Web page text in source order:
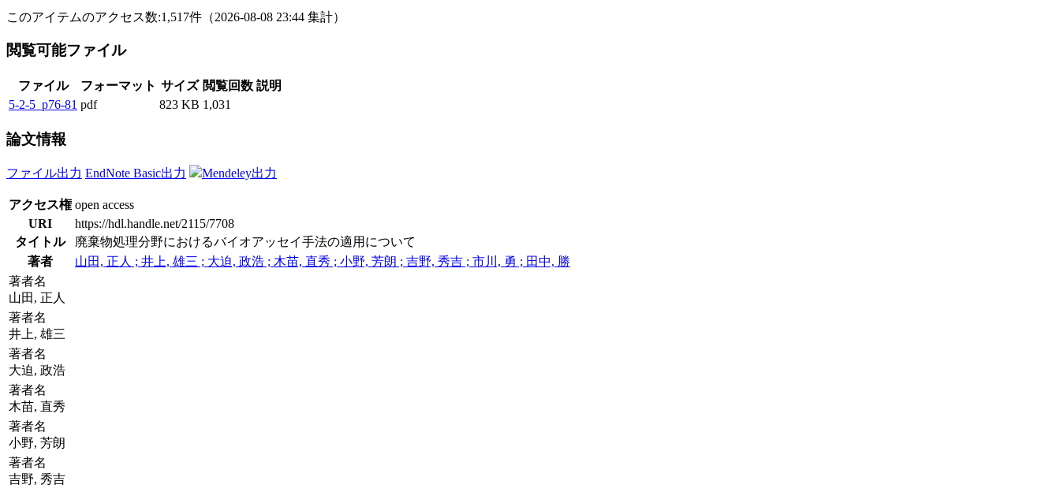
このアイテムのアクセス数:1,517件 （2026-08-08 23:44 集計）
閲覧可能ファイル
ファイル フォーマット サイズ 閲覧回数 説明
5-2-5_p76-81 pdf 823 KB 1,031
論文情報
ファイル出力 EndNote Basic出力 Mendeley出力
アクセス権 open access
URI
https://hdl.handle.net/2115/7708
タイトル
廃棄物処理分野におけるバイオアッセイ手法の適用について
著者
山田, 正人 ; 井上, 雄三 ; 大迫, 政浩 ; 木苗, 直秀 ; 小野, 芳朗 ; 吉野, 秀吉 ; 市川, 勇 ; 田中, 勝
著者名
山田, 正人
著者名
井上, 雄三
著者名
大迫, 政浩
著者名
木苗, 直秀
著者名
小野, 芳朗
著者名
吉野, 秀吉